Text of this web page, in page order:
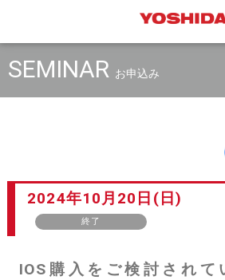
SEMINAR お申込み
2024年10月20日(日)
終了
IOS購入をご検討されて